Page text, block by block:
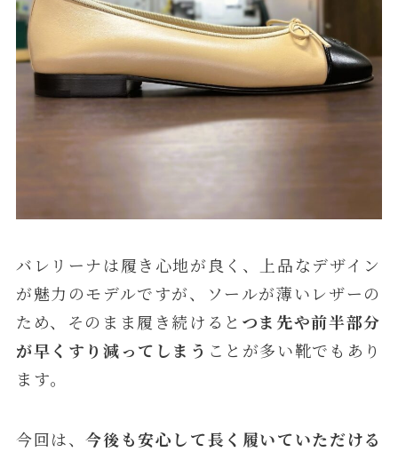
バレリーナは履き心地が良く、上品なデザイン
が魅力のモデルですが、ソールが薄いレザーの
ため、そのまま履き続けると つま先や前半部分
が早くすり減ってしまう ことが多い靴でもあり
ます。
今回は、今後も安心して長く履いていただける